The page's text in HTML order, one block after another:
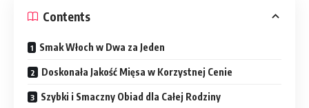
Contents
Smak Włoch w Dwa za Jeden
Doskonała Jakość Mięsa w Korzystnej Cenie
Szybki i Smaczny Obiad dla Całej Rodziny